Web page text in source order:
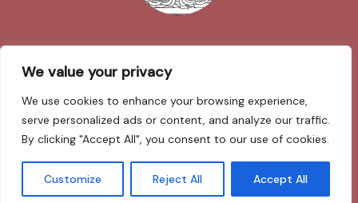
We value your privacy
We use cookies to enhance your browsing experience,
serve personalized ads or content, and analyze our traffic.
By clicking "Accept All", you consent to our use of cookies.
Customize Reject All Accept All
Datenschutzerklärung
Sarva Mangalam